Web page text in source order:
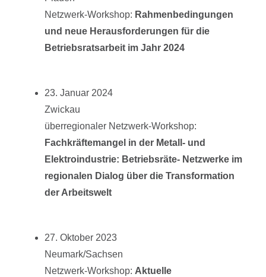
Netzwerk-Workshop: Rahmenbedingungen
und neue Herausforderungen für die
Betriebsratsarbeit im Jahr 2024
23. Januar 2024
Zwickau
überregionaler Netzwerk-Workshop:
Fachkräftemangel in der Metall- und
Elektroindustrie: Betriebsräte- Netzwerke im
regionalen Dialog über die Transformation
der Arbeitswelt
27. Oktober 2023
Neumark/Sachsen
Netzwerk-Workshop: Aktuelle